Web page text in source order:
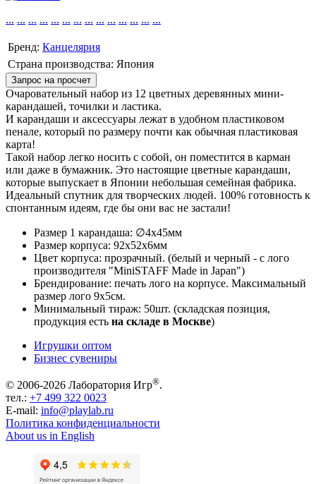
... ... ... ... ... ... ... ... ... ... ... ... ... ...
Бренд: Канцелярия
Страна производства: Япония
Запрос на просчет
Очаровательный набор из 12 цветных деревянных мини-
карандашей, точилки и ластика.
И карандаши и аксессуары лежат в удобном пластиковом
пенале, который по размеру почти как обычная пластиковая
карта!
Такой набор легко носить с собой, он поместится в карман
или даже в бумажник. Это настоящие цветные карандаши,
которые выпускает в Японии небольшая семейная фабрика.
Идеальный спутник для творческих людей. 100% готовность к
спонтанным идеям, где бы они вас не застали!
Размер 1 карандаша: ∅4х45мм
Размер корпуса: 92х52х6мм
Цвет корпуса: прозрачный. (белый и черный - с лого
производителя "MiniSTAFF Made in Japan")
Брендирование: печать лого на корпусе. Максимальный
размер лого 9х5см.
Минимальный тираж: 50шт. (складская позиция,
продукция есть на складе в Москве)
Игрушки оптом
Бизнес сувениры
© 2006-2026 Лаборатория Игр®.
тел.: +7 499 322 0023
E-mail: info@playlab.ru
Политика конфиденциальности
About us in English